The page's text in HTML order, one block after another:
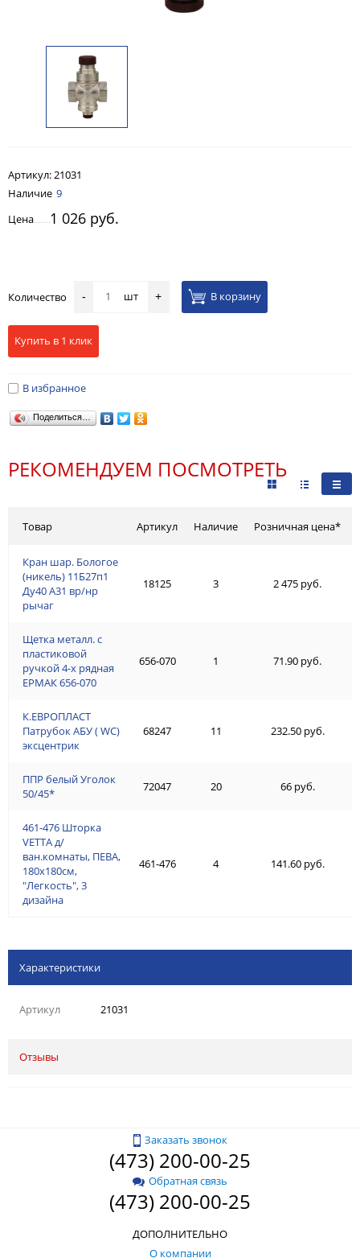
Артикул: 21031
Наличие 9
Цена
1 026 руб.
Количество - шт + В корзину
Купить в 1 клик
В избранное
Поделиться…
РЕКОМЕНДУЕМ ПОСМОТРЕТЬ
Товар
Кран шар. Бологое
(никель) 11Б27п1
Ду40 А31 вр/нр
рычаг
Щетка металл. с
пластиковой
ручкой 4-х рядная
ЕРМАК 656-070
К.ЕВРОПЛАСТ
Патрубок АБУ ( WC)
эксцентрик
ППР белый Уголок
50/45*
461-476 Шторка
VETTA д/
ван.комнаты, ПЕВА,
180x180см,
"Легкость", 3
дизайна
Артикул Наличие Розничная цена*
18125 3 2 475 руб.
656-070 1 71.90 руб.
68247 11 232.50 руб.
72047 20 66 руб.
461-476 4 141.60 руб.
Характеристики
Артикул 21031
Отзывы
Заказать звонок
(473) 200-00-25
Обратная связь
(473) 200-00-25
ДОПОЛНИТЕЛЬНО
О компании